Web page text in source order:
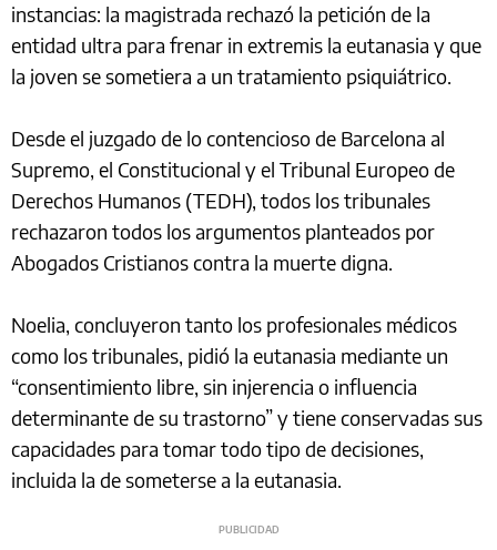
instancias: la magistrada rechazó la petición de la
entidad ultra para frenar in extremis la eutanasia y que
la joven se sometiera a un tratamiento psiquiátrico.
Desde el juzgado de lo contencioso de Barcelona al
Supremo, el Constitucional y el Tribunal Europeo de
Derechos Humanos (TEDH), todos los tribunales
rechazaron todos los argumentos planteados por
Abogados Cristianos contra la muerte digna.
Noelia, concluyeron tanto los profesionales médicos
como los tribunales, pidió la eutanasia mediante un
“consentimiento libre, sin injerencia o influencia
determinante de su trastorno” y tiene conservadas sus
capacidades para tomar todo tipo de decisiones,
incluida la de someterse a la eutanasia.